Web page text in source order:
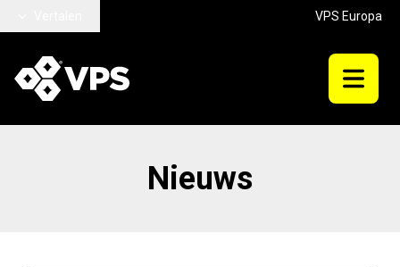
VPS Europa
Nieuws